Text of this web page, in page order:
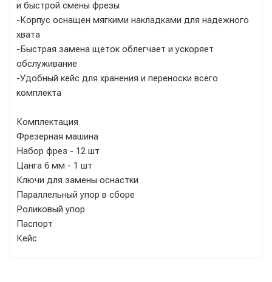
и быстрой смены фрезы
-Корпус оснащен мягкими накладками для надежного
хвата
-Быстрая замена щеток облегчает и ускоряет
обслуживание
-Удобный кейс для хранения и переноски всего
комплекта
Комплектация
Фрезерная машина
Набор фрез - 12 шт
Цанга 6 мм - 1 шт
Ключи для замены оснастки
Параллельный упор в сборе
Роликовый упор
Паспорт
Кейс